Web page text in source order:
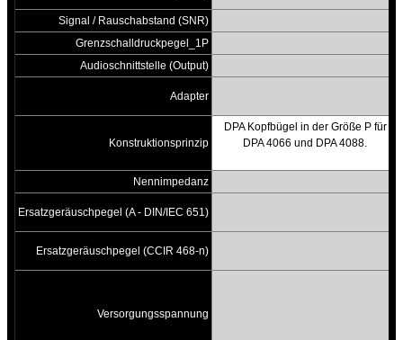
Signal / Rauschabstand (SNR)
Grenzschalldruckpegel_1P
Audioschnittstelle (Output)
Adapter
Konstruktionsprinzip
DPA Kopfbügel in der Größe P für
DPA 4066 und DPA 4088.
Nennimpedanz
Ersatzgeräuschpegel (A - DIN/IEC 651)
Ersatzgeräuschpegel (CCIR 468-n)
Versorgungsspannung